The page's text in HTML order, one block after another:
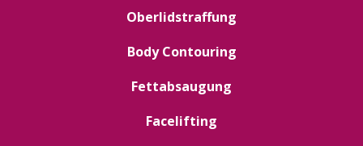
Oberlidstraffung
Body Contouring
Fettabsaugung
Facelifting